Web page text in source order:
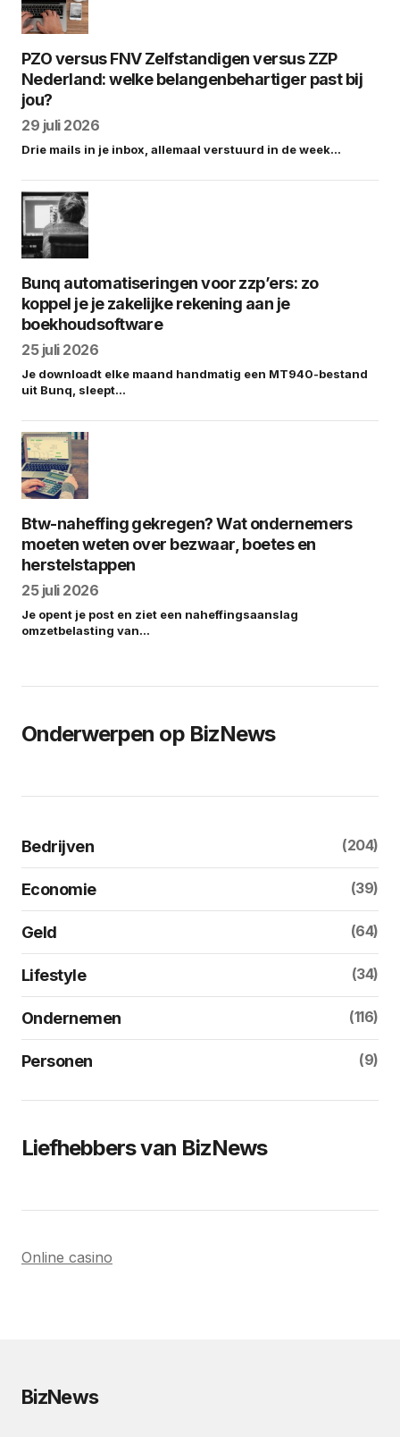
PZO versus FNV Zelfstandigen versus ZZP
Nederland: welke belangenbehartiger past bij
jou?
29 juli 2026
Drie mails in je inbox, allemaal verstuurd in de week…
Bunq automatiseringen voor zzp’ers: zo
koppel je je zakelijke rekening aan je
boekhoudsoftware
25 juli 2026
Je downloadt elke maand handmatig een MT940-bestand
uit Bunq, sleept…
Btw-naheffing gekregen? Wat ondernemers
moeten weten over bezwaar, boetes en
herstelstappen
25 juli 2026
Je opent je post en ziet een naheffingsaanslag
omzetbelasting van…
Onderwerpen op BizNews
Bedrijven (204)
Economie (39)
Geld (64)
Lifestyle (34)
Ondernemen (116)
Personen (9)
Liefhebbers van BizNews
Online casino
BizNews